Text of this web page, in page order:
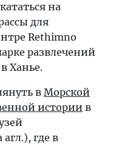
на
для
Rethimno
развлечений
Ханье.
в Морской
истории в
агл.), где в